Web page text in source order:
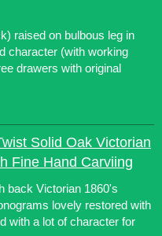
raised on bulbous leg in
character (with working
drawers with original
Solid Oak Victorian
Fine Hand Carviing
back Victorian 1860's
lovely restored with
with a lot of character for